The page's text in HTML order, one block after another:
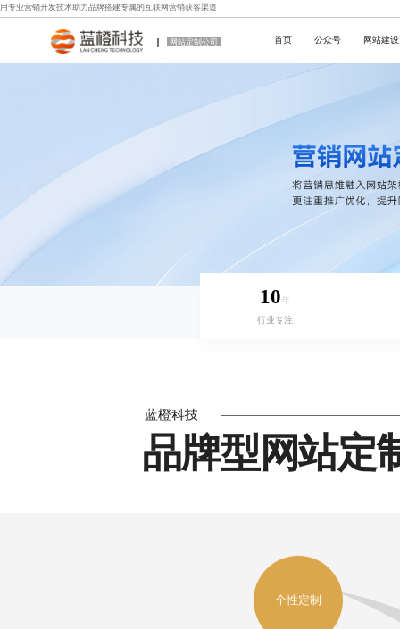
用专业营销开发技术助力品牌搭建专属的互联网营销获客渠道！
网站定制公司 首页 公众号 网站建设
10年
行业专注
蓝橙科技
品牌型网站定
个性定制